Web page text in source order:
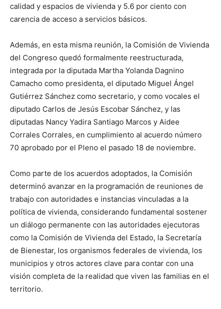
calidad y espacios de vivienda y 5.6 por ciento con
carencia de acceso a servicios básicos.
Además, en esta misma reunión, la Comisión de Vivienda
del Congreso quedó formalmente reestructurada,
integrada por la diputada Martha Yolanda Dagnino
Camacho como presidenta, el diputado Miguel Ángel
Gutiérrez Sánchez como secretario, y como vocales el
diputado Carlos de Jesús Escobar Sánchez, y las
diputadas Nancy Yadira Santiago Marcos y Aidee
Corrales Corrales, en cumplimiento al acuerdo número
70 aprobado por el Pleno el pasado 18 de noviembre.
Como parte de los acuerdos adoptados, la Comisión
determinó avanzar en la programación de reuniones de
trabajo con autoridades e instancias vinculadas a la
política de vivienda, considerando fundamental sostener
un diálogo permanente con las autoridades ejecutoras
como la Comisión de Vivienda del Estado, la Secretaría
de Bienestar, los organismos federales de vivienda, los
municipios y otros actores clave para contar con una
visión completa de la realidad que viven las familias en el
territorio.